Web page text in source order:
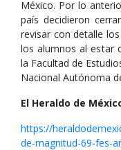
México. Por lo
país decidieron
revisar con detalle
los alumnos al estar
la Facultad de
Nacional Autónoma
El Heraldo de
https://
de-magnitud-69-fes-